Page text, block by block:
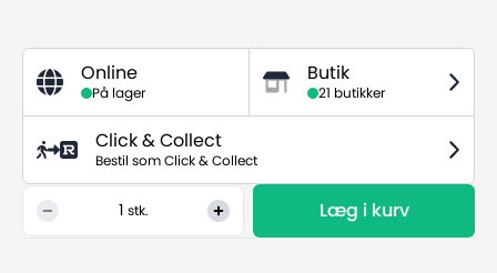
Online
På lager
Butik
21 butikker
Click & Collect
Bestil som Click & Collect
stk. Læg i kurv